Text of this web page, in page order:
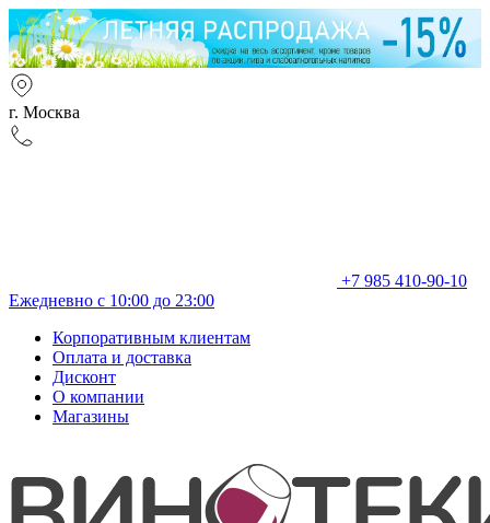
г. Москва
+7 985 410-90-10
Ежедневно с 10:00 до 23:00
Корпоративным клиентам
Оплата и доставка
Дисконт
О компании
Магазины